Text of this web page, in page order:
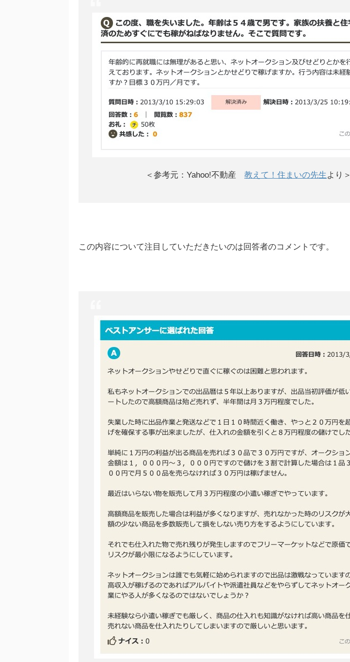
＜参考元：Yahoo!不動産 教えて！住まいの先生 より＞
この内容について注目していただきたいのは回答者のコメントです。